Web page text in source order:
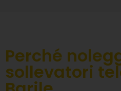
Perché
sollevatori